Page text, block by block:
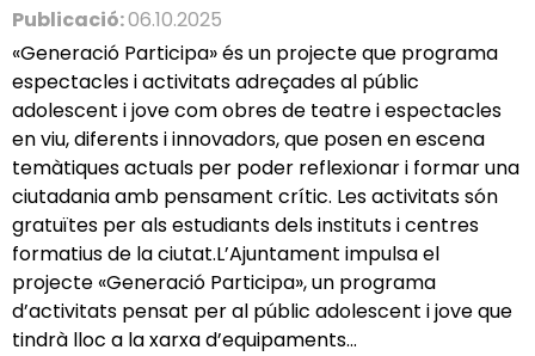
Publicació:06.10.2025
«Generació Participa» és un projecte que programa
espectacles i activitats adreçades al públic
adolescent i jove com obres de teatre i espectacles
en viu, diferents i innovadors, que posen en escena
temàtiques actuals per poder reflexionar i formar una
ciutadania amb pensament crític. Les activitats són
gratuïtes per als estudiants dels instituts i centres
formatius de la ciutat.L’Ajuntament impulsa el
projecte «Generació Participa», un programa
d’activitats pensat per al públic adolescent i jove que
tindrà lloc a la xarxa d’equipaments...